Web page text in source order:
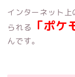
インターネット
られる
「ポケ
んです。